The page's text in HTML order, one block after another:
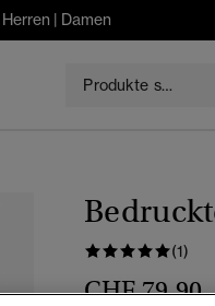
Herren | Damen
(1)
CHF 79,90